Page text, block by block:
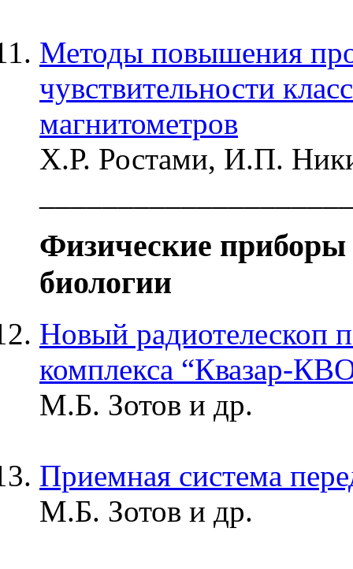
Методы повышения
чувствительности
магнитометров
Х.Р. Ростами, И.П.
Физические
биологии
Новый радиотелескоп
комплекса “Квазар-
М.Б. Зотов и др.
Приемная система
М.Б. Зотов и др.